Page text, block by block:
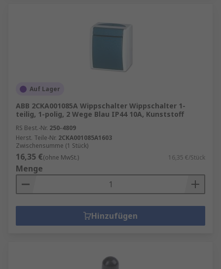
Auf Lager
ABB 2CKA001085A Wippschalter Wippschalter 1-
teilig, 1-polig, 2 Wege Blau IP44 10A, Kunststoff
RS Best.-Nr. 250-4809
Herst. Teile-Nr. 2CKA001085A1603
Zwischensumme (1 Stück)
16,35 €(ohne MwSt.) 16,35 €/Stück
Menge
Hinzufügen